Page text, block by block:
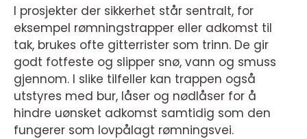
I prosjekter der sikkerhet står sentralt, for
eksempel rømningstrapper eller adkomst til
tak, brukes ofte gitterrister som trinn. De gir
godt fotfeste og slipper snø, vann og smuss
gjennom. I slike tilfeller kan trappen også
utstyres med bur, låser og nødlåser for å
hindre uønsket adkomst samtidig som den
fungerer som lovpålagt rømningsvei.